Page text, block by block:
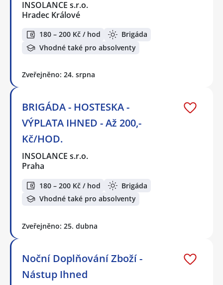
INSOLANCE s.r.o.
Hradec Králové
180 – 200 Kč / hod
Brigáda
Vhodné také pro absolventy
Zveřejněno: 24. srpna
BRIGÁDA - HOSTESKA -
VÝPLATA IHNED - Až 200,-
Kč/HOD.
INSOLANCE s.r.o.
Praha
180 – 200 Kč / hod
Brigáda
Vhodné také pro absolventy
Zveřejněno: 25. dubna
Noční Doplňování Zboží -
Nástup Ihned